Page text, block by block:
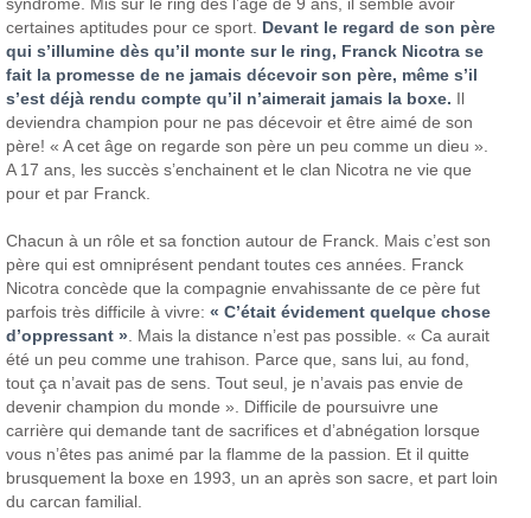
certaines aptitudes pour ce sport. Devant le regard de son père
qui s’illumine dès qu’il monte sur le ring, Franck Nicotra se
fait la promesse de ne jamais décevoir son père, même s’il
s’est déjà rendu compte qu’il n’aimerait jamais la boxe. Il
deviendra champion pour ne pas décevoir et être aimé de son
père! « A cet âge on regarde son père un peu comme un dieu ».
A 17 ans, les succès s’enchainent et le clan Nicotra ne vie que
pour et par Franck.
Chacun à un rôle et sa fonction autour de Franck. Mais c’est son
père qui est omniprésent pendant toutes ces années. Franck
Nicotra concède que la compagnie envahissante de ce père fut
parfois très difficile à vivre:« C’était évidement quelque chose
d’oppressant » . Mais la distance n’est pas possible. « Ca aurait
été un peu comme une trahison. Parce que, sans lui, au fond,
tout ça n’avait pas de sens. Tout seul, je n’avais pas envie de
devenir champion du monde ». Difficile de poursuivre une
carrière qui demande tant de sacrifices et d’abnégation lorsque
vous n’êtes pas animé par la flamme de la passion. Et il quitte
brusquement la boxe en 1993, un an après son sacre, et part loin
du carcan familial.